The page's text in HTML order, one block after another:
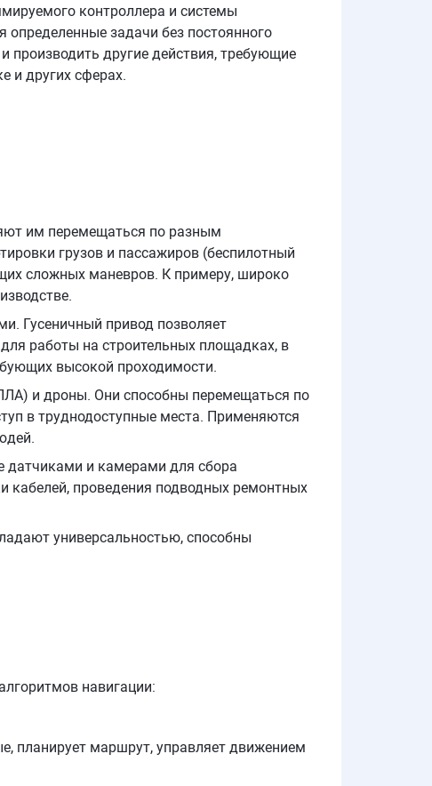
контроллера и системы
задачи без постоянного
производить другие действия, требующие
и других сферах.
им перемещаться по разным
грузов и пассажиров (беспилотный
сложных маневров. К примеру, широко
Гусеничный привод позволяет
работы на строительных площадках, в
высокой проходимости.
и дроны. Они способны перемещаться по
в труднодоступные места. Применяются
датчиками и камерами для сбора
кабелей, проведения подводных ремонтных
универсальностью, способны
навигации:
планирует маршрут, управляет движением